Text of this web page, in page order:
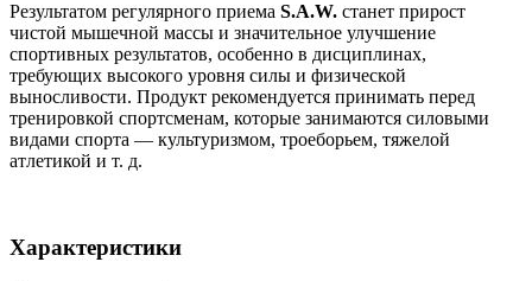
Результатом регулярного приема S.A.W. станет прирост
чистой мышечной массы и значительное улучшение
спортивных результатов, особенно в дисциплинах,
требующих высокого уровня силы и физической
выносливости. Продукт рекомендуется принимать перед
тренировкой спортсменам, которые занимаются силовыми
видами спорта — культуризмом, троеборьем, тяжелой
атлетикой и т. д.
Характеристики